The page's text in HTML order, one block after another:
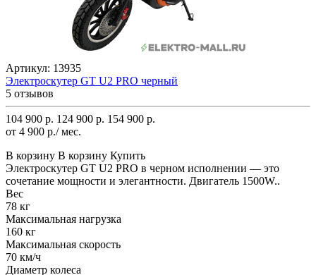
Артикул: 13935
Электроскутер GT U2 PRO черный
5 отзывов
104 900 р. 124 900 р. 154 900 р.
от 4 900 р./ мес.
В корзину В корзину Купить
Электроскутер GT U2 PRO в черном исполнении — это
сочетание мощности и элегантности. Двигатель 1500W..
Вес
78 кг
Максимальная нагрузка
160 кг
Максимальная скорость
70 км/ч
Диаметр колеса